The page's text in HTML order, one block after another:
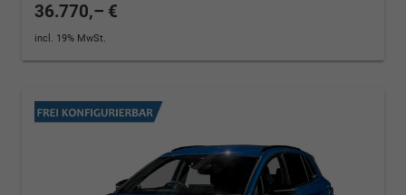
36.770,– €
incl. 19% MwSt.